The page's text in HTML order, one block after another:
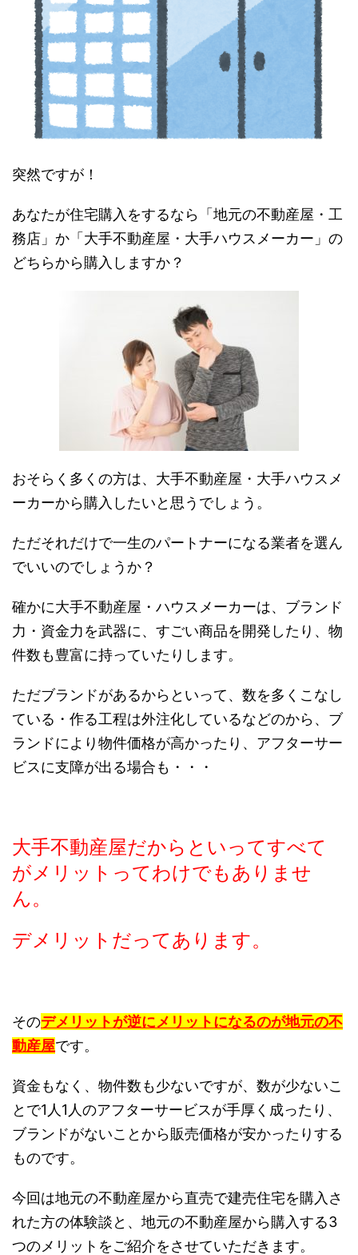
突然ですが！
あなたが住宅購入をするなら「地元の不動産屋・工
務店」か「大手不動産屋・大手ハウスメーカー」の
どちらから購入しますか？
おそらく多くの方は、大手不動産屋・大手ハウスメ
ーカーから購入したいと思うでしょう。
ただそれだけで一生のパートナーになる業者を選ん
でいいのでしょうか？
確かに大手不動産屋・ハウスメーカーは、ブランド
力・資金力を武器に、すごい商品を開発したり、物
件数も豊富に持っていたりします。
ただブランドがあるからといって、数を多くこなし
ている・作る工程は外注化しているなどのから、ブ
ランドにより物件価格が高かったり、アフターサー
ビスに支障が出る場合も・・・
大手不動産屋だからといってすべて
がメリットってわけでもありませ
ん。
デメリットだってあります。
そのデメリットが逆にメリットになるのが地元の不
動産屋です。
資金もなく、物件数も少ないですが、数が少ないこ
とで1人1人のアフターサービスが手厚く成ったり、
ブランドがないことから販売価格が安かったりする
ものです。
今回は地元の不動産屋から直売で建売住宅を購入さ
れた方の体験談と、地元の不動産屋から購入する3
つのメリットをご紹介をさせていただきます。